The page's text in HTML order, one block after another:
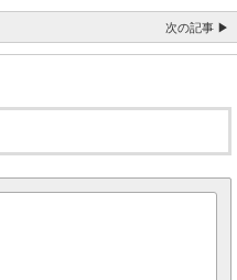
次の記事 ▶